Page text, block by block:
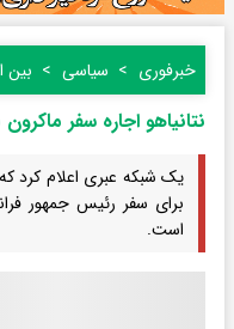
خبرفوری سیاسی بین
نتانیاهو اجاره سفر
یک شبکه عبری اعلام کرد
برای سفر رئیس جمهور
است.